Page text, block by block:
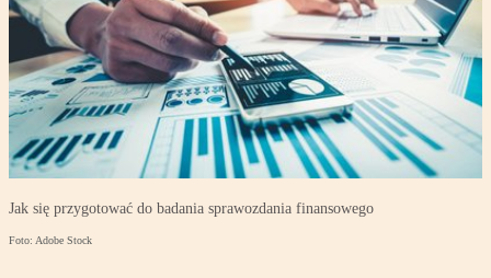
Jak się przygotować do badania sprawozdania finansowego
Foto: Adobe Stock